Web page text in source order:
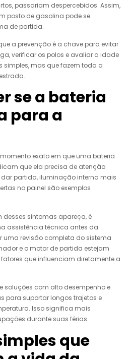
passariam despercebidos. Assim,
posto de gasolina pode se
de partida.
a prevenção é a chave para evitar
verificar os polos e avaliar a idade
simples, mas que fazem toda a
se a bateria
para a
exato em que uma bateria
que ela precisa de atenção
partida, iluminação interna mais
no painel são exemplos
desses sintomas apareça, é
assistência técnica antes da
uma revisão completa do sistema
e o motor de partida estejam
que influenciam diretamente a
soluções com alto desempenho e
para suportar longos trajetos e
Isso significa mais
durante suas férias.
que